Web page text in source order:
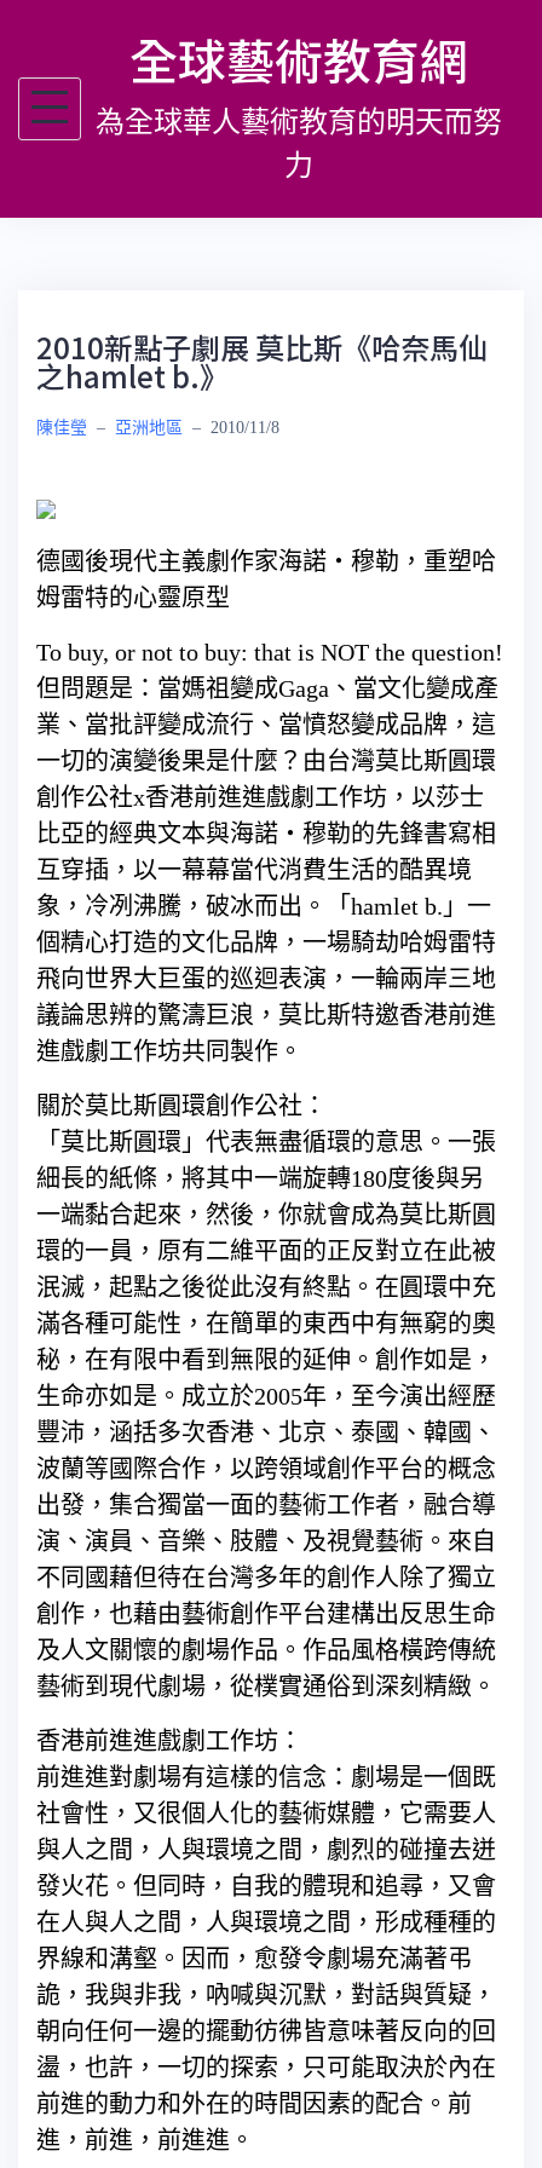
主
全球藝術教育網
為全球華人藝術教育的明天而努
力
2010新點子劇展 莫比斯《哈奈馬仙
之hamlet b.》
陳佳瑩 – 亞洲地區 – 2010/11/8
德國後現代主義劇作家海諾‧穆勒，重塑哈
姆雷特的心靈原型
To buy, or not to buy: that is NOT the question!
但問題是：當媽祖變成Gaga、當文化變成產
業、當批評變成流行、當憤怒變成品牌，這
一切的演變後果是什麼？由台灣莫比斯圓環
創作公社x香港前進進戲劇工作坊，以莎士
比亞的經典文本與海諾‧穆勒的先鋒書寫相
互穿插，以一幕幕當代消費生活的酷異境
象，冷冽沸騰，破冰而出。「hamlet b.」一
個精心打造的文化品牌，一場騎劫哈姆雷特
飛向世界大巨蛋的巡迴表演，一輪兩岸三地
議論思辨的驚濤巨浪，莫比斯特邀香港前進
進戲劇工作坊共同製作。
關於莫比斯圓環創作公社：
「莫比斯圓環」代表無盡循環的意思。一張
細長的紙條，將其中一端旋轉180度後與另
一端黏合起來，然後，你就會成為莫比斯圓
環的一員，原有二維平面的正反對立在此被
泯滅，起點之後從此沒有終點。在圓環中充
滿各種可能性，在簡單的東西中有無窮的奧
秘，在有限中看到無限的延伸。創作如是，
生命亦如是。成立於2005年，至今演出經歷
豐沛，涵括多次香港、北京、泰國、韓國、
波蘭等國際合作，以跨領域創作平台的概念
出發，集合獨當一面的藝術工作者，融合導
演、演員、音樂、肢體、及視覺藝術。來自
不同國藉但待在台灣多年的創作人除了獨立
創作，也藉由藝術創作平台建構出反思生命
及人文關懷的劇場作品。作品風格橫跨傳統
藝術到現代劇場，從樸實通俗到深刻精緻。
香港前進進戲劇工作坊：
前進進對劇場有這樣的信念：劇場是一個既
社會性，又很個人化的藝術媒體，它需要人
與人之間，人與環境之間，劇烈的碰撞去迸
發火花。但同時，自我的體現和追尋，又會
在人與人之間，人與環境之間，形成種種的
界線和溝壑。因而，愈發令劇場充滿著弔
詭，我與非我，吶喊與沉默，對話與質疑，
朝向任何一邊的擺動彷彿皆意味著反向的回
盪，也許，一切的探索，只可能取決於內在
前進的動力和外在的時間因素的配合。前
進，前進，前進進。